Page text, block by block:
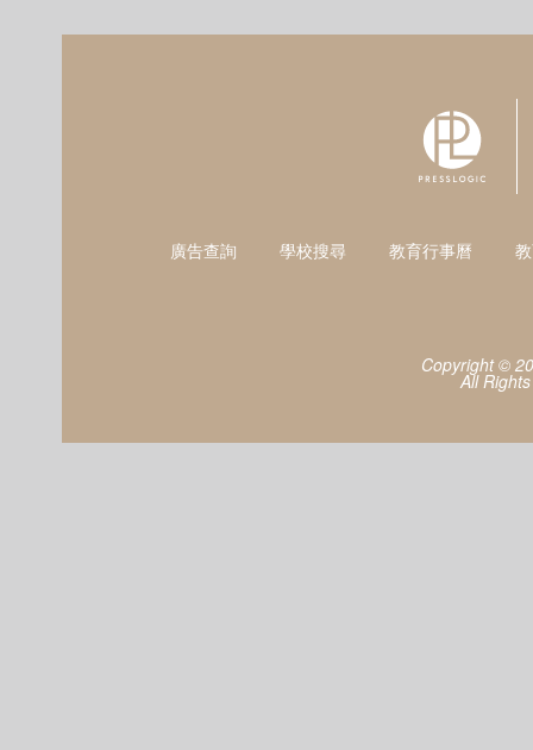
廣告查詢 學校搜尋 教育行事曆
Copyright ©
All